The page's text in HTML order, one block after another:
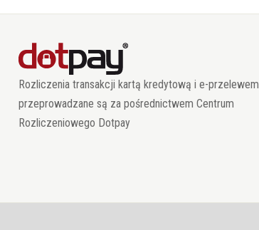
Rozliczenia transakcji kartą kredytową i e-przelewem
przeprowadzane są za pośrednictwem Centrum
Rozliczeniowego Dotpay